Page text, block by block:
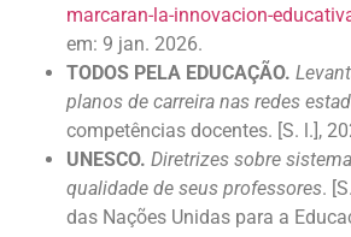
marcaran-la-innovacion-
em: 9 jan. 2026.
TODOS PELA EDUCAÇÃO.
planos de carreira nas redes
competências docentes. [S. l.],
UNESCO. Diretrizes sobre
qualidade de seus professores.
das Nações Unidas para a